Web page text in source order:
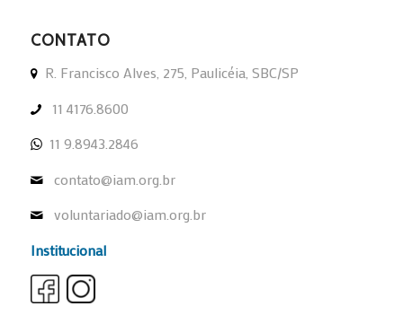
CONTATO
R. Francisco Alves, 275, Paulicéia, SBC/SP
11 4176.8600
11 9.8943.2846
contato@iam.org.br
voluntariado@iam.org.br
Institucional